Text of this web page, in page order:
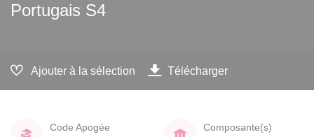
Portugais S4
Ajouter à la sélection Télécharger
Code Apogée
Composante(s)